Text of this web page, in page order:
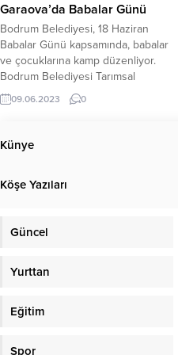
Adayı olduğunu açıklayan Dr. Murat
Özyaba,...
Garaova’da Babalar Günü
Bodrum Belediyesi, 18 Haziran
Babalar Günü kapsamında, babalar
ve çocuklarına kamp düzenliyor.
Bodrum Belediyesi Tarımsal
Hizmetler Müdürlüğü tarafından
çocuklarıyla birlikte kamp
vatandaşlar için
Pınarlıbelen Mahallesi Etrim
Park’ta 17 Haziran gecesi
Babalar gününde çocuğuyla birlikte
09.06.2023 0
Künye
Köşe Yazıları
Güncel
Yurttan
Eğitim
Spor